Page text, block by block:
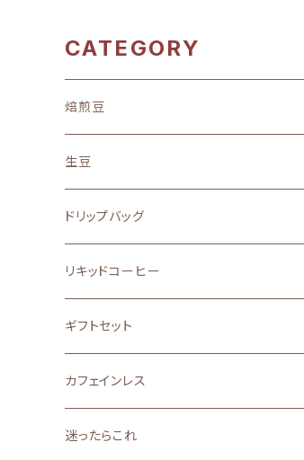
CATEGORY
焙煎豆
地域別
中南米
アフリカ
味わい
フルーティーな酸味を楽しむ
バランスの良い味と香り
ストレート
ブレンド
生豆
ドリップバッグ
リキッドコーヒー
ギフトセット
カフェインレス
迷ったらこれ